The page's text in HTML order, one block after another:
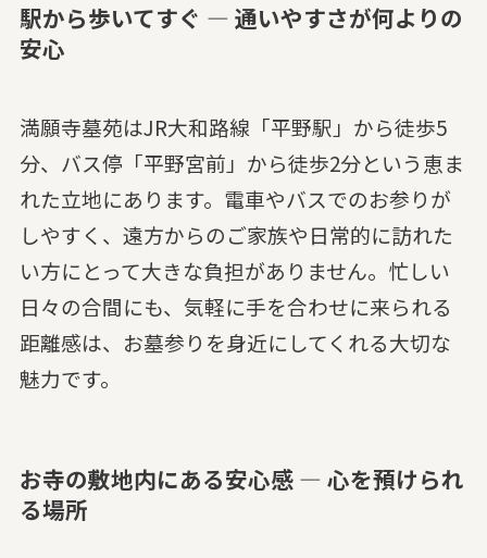
駅から歩いてすぐ — 通いやすさが何よりの
安心
満願寺墓苑はJR大和路線「平野駅」から徒歩5
分、バス停「平野宮前」から徒歩2分という恵ま
れた立地にあります。電車やバスでのお参りが
しやすく、遠方からのご家族や日常的に訪れた
い方にとって大きな負担がありません。忙しい
日々の合間にも、気軽に手を合わせに来られる
距離感は、お墓参りを身近にしてくれる大切な
魅力です。
お寺の敷地内にある安心感 — 心を預けられ
る場所